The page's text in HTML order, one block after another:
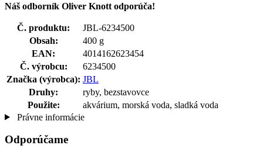
Náš odborník Oliver Knott odporúča!
Č. produktu:
JBL-6234500
Obsah:
400 g
EAN:
4014162623454
Č. výrobcu:
6234500
Značka (výrobca): JBL
Druhy:
ryby, bezstavovce
Použite:
akvárium, morská voda, sladká voda
Právne informácie
Odporúčame